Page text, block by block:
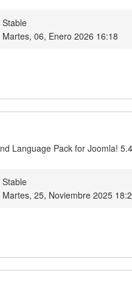
Stable
Martes, 06, Enero 2026 16:18
Language Pack for Joomla!
Stable
Martes, 25, Noviembre 2025